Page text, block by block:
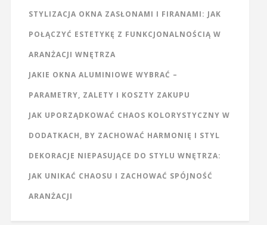
STYLIZACJA OKNA ZASŁONAMI I FIRANAMI: JAK
POŁĄCZYĆ ESTETYKĘ Z FUNKCJONALNOŚCIĄ W
ARANŻACJI WNĘTRZA
JAKIE OKNA ALUMINIOWE WYBRAĆ –
PARAMETRY, ZALETY I KOSZTY ZAKUPU
JAK UPORZĄDKOWAĆ CHAOS KOLORYSTYCZNY W
DODATKACH, BY ZACHOWAĆ HARMONIĘ I STYL
DEKORACJE NIEPASUJĄCE DO STYLU WNĘTRZA:
JAK UNIKAĆ CHAOSU I ZACHOWAĆ SPÓJNOŚĆ
ARANŻACJI